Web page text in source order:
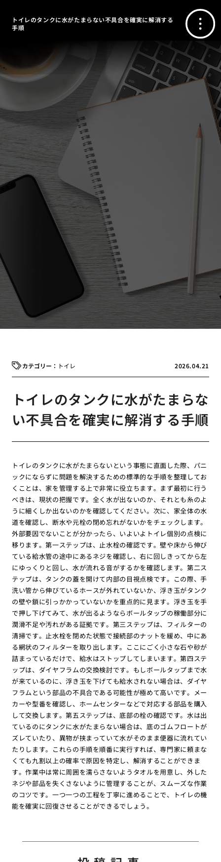
トイレのタンクに水がたまらない不具合を確実に解消する
手順
2026.04.21
トイレ
トイレのタンクに水がたまらな
い不具合を確実に解消する手順
トイレのタンクに水がたまらないという事態に直面した際、パニ
ックにならずに問題を解決するための標準的な手順を整理してお
くことは、家を管理する上で非常に役立ちます。まず最初に行う
べきは、現状の把握です。全く水が出ないのか、それとも糸のよ
うに細くしか出ないのかを確認してください。次に、家全体の水
道を確認し、断水や元栓の閉め忘れがないかをチェックします。
外部要因でないことが分かったら、いよいよトイレ個別の点検に
移ります。第一ステップは、止水栓の確認です。壁や床から伸び
ている給水管の途中にあるネジを確認し、右に回しきってから左
にゆっくりと回し、水が流れる音がするかを確認します。第二ス
テップは、タンクの蓋を開けて内部の目視点検です。この際、手
洗い管から伸びているホースが外れていないか、浮き玉がタンク
の壁や鎖に引っかかっていないかを重点的に見ます。浮き玉を手
で押し下げてみて、水が出るようならボールタップの稼働部分に
潤滑不足や汚れがある証拠です。第三ステップは、フィルターの
清掃です。止水栓を閉めた状態で接続部のナットを緩め、中にあ
る網状のフィルターを取り出します。ここにごく小さな石や砂が
詰まっているだけで、給水はストップしてしまいます。第四ステ
ップは、ダイヤフラムの交換検討です。もしボールタップまで水
が来ているのに、浮き玉を下げても給水されない場合は、ダイヤ
フラムという部品の不具合である可能性が極めて高いです。メー
カーや型番を確認し、ホームセンターなどで対応する部品を購入
して交換します。第五ステップは、底部の栓の確認です。水は出
ているのにタンクに水がたまらない場合は、底のゴムフロートが
ズレていたり、異物が挟まっていて水がそのまま便器に流れてい
たりします。これらの手順を順番に実行すれば、専門家に頼まな
くても九割以上の確率で原因を特定し、解消することができま
す。作業中は常に周囲を濡らさないようタオルを用意し、外した
ネジや部品を失くさないように管理することが、スムーズな作業
のコツです。一つ一つの工程を丁寧に進めることで、トイレの機
能を確実に回復させることができるでしょう。